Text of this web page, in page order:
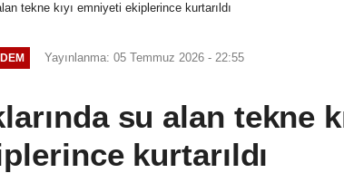
tekne kıyı emniyeti ekiplerince kurtarıldı
Yayınlanma: 05 Temmuz 2026 - 22:55
su alan tekne
kurtarıldı